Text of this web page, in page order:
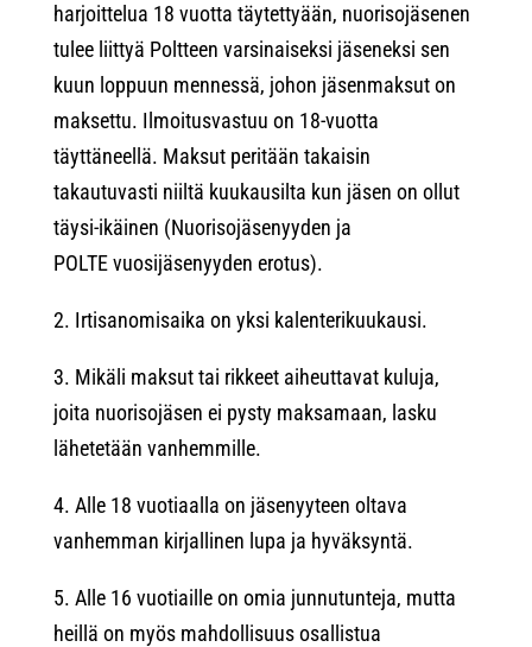
harjoittelua 18 vuotta täytettyään, nuorisojäsenen
tulee liittyä Poltteen varsinaiseksi jäseneksi sen
kuun loppuun mennessä, johon jäsenmaksut on
maksettu. Ilmoitusvastuu on 18-vuotta
täyttäneellä. Maksut peritään takaisin
takautuvasti niiltä kuukausilta kun jäsen on ollut
täysi-ikäinen (Nuorisojäsenyyden ja
POLTE vuosijäsenyyden erotus).
2. Irtisanomisaika on yksi kalenterikuukausi.
3. Mikäli maksut tai rikkeet aiheuttavat kuluja,
joita nuorisojäsen ei pysty maksamaan, lasku
lähetetään vanhemmille.
4. Alle 18 vuotiaalla on jäsenyyteen oltava
vanhemman kirjallinen lupa ja hyväksyntä.
5. Alle 16 vuotiaille on omia junnutunteja, mutta
heillä on myös mahdollisuus osallistua